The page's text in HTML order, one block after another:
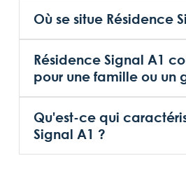
Où se situe Résidence
Résidence Signal A1
pour une famille ou un
Qu'est-ce qui
Signal A1 ?